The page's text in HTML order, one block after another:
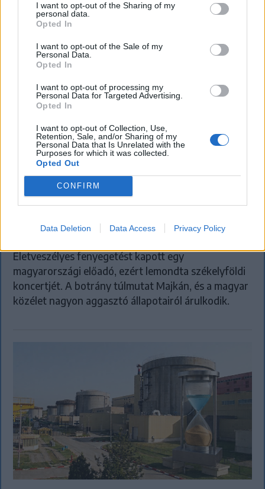
I want to opt-out of the Sharing of my
personal data.
Opted In
I want to opt-out of the Sale of my
Personal Data.
Opted In
I want to opt-out of processing my
Personal Data for Targeted Advertising.
Opted In
I want to opt-out of Collection, Use,
Retention, Sale, and/or Sharing of my
Personal Data that Is Unrelated with the
Purposes for which it was collected.
Opted Out
CONFIRM
Data Deletion Data Access Privacy Policy
KRÓNIKA
A Majka-ügy csak a jéghegy csúcsa, be
acsarkodást
Életveszélyes fenyegetést kapott egy
magyarországi előadó, ezért lemondta székelyföldi
koncertjét. A botrány túlmutat Majkán, és a magyar
közélet nagyon aggasztó állapotairól árulkodik.